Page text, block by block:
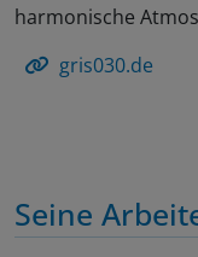
harmonische
gris030.de
Seine